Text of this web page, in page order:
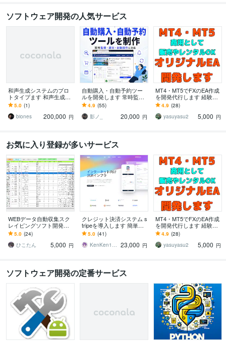
ソフトウェア開発の人気サービス
和声生成システムのプロ
トタイプます 和声生成シ
ステムのプロトタイプ開
発します
5.0 (1)
biones
200,000 円
自動購入・自動予約ツー
ルを開発します 常時監視
＋通知＋自動購入/予約を
実現します
4.9 (55)
影ノ_
20,000 円
MT4・MT5でFXのEA作成
を開発代行します 経験豊
富なプロがFX自動売買EA
＆インジケータを格安で
作成
4.9 (28)
yasuyasu2
5,000 円
お気に入り登録が多いサービス
WEBデータ自動収集スク
レイピングソフト開発し
ます 手作業で大変な収集
を効率かつ自動化できま
す。重複データの管理
5.0 (24)
ひこたん
5,000 円
クレジット決済システム s
tripeを導入します 簡単に
クレジットカードのオン
ライン決済導入(stripe)
5.0 (41)
KenKen127_ 23,000 円
MT4・MT5でFXのEA作成
を開発代行します 経験豊
富なプロがFX自動売買EA
＆インジケータを格安で
作成
4.9 (28)
yasuyasu2
5,000 円
ソフトウェア開発の定番サービス